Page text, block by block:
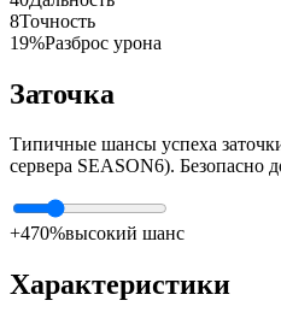
8Точность
19%Разброс урона
Заточка
Типичные шансы успеха
сервера SEASON6). Безопасно
+470%высокий шанс
Характеристики